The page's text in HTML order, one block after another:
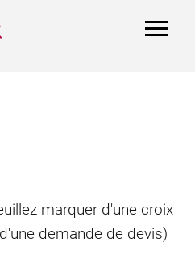
marquer d'une croix
demande de devis)